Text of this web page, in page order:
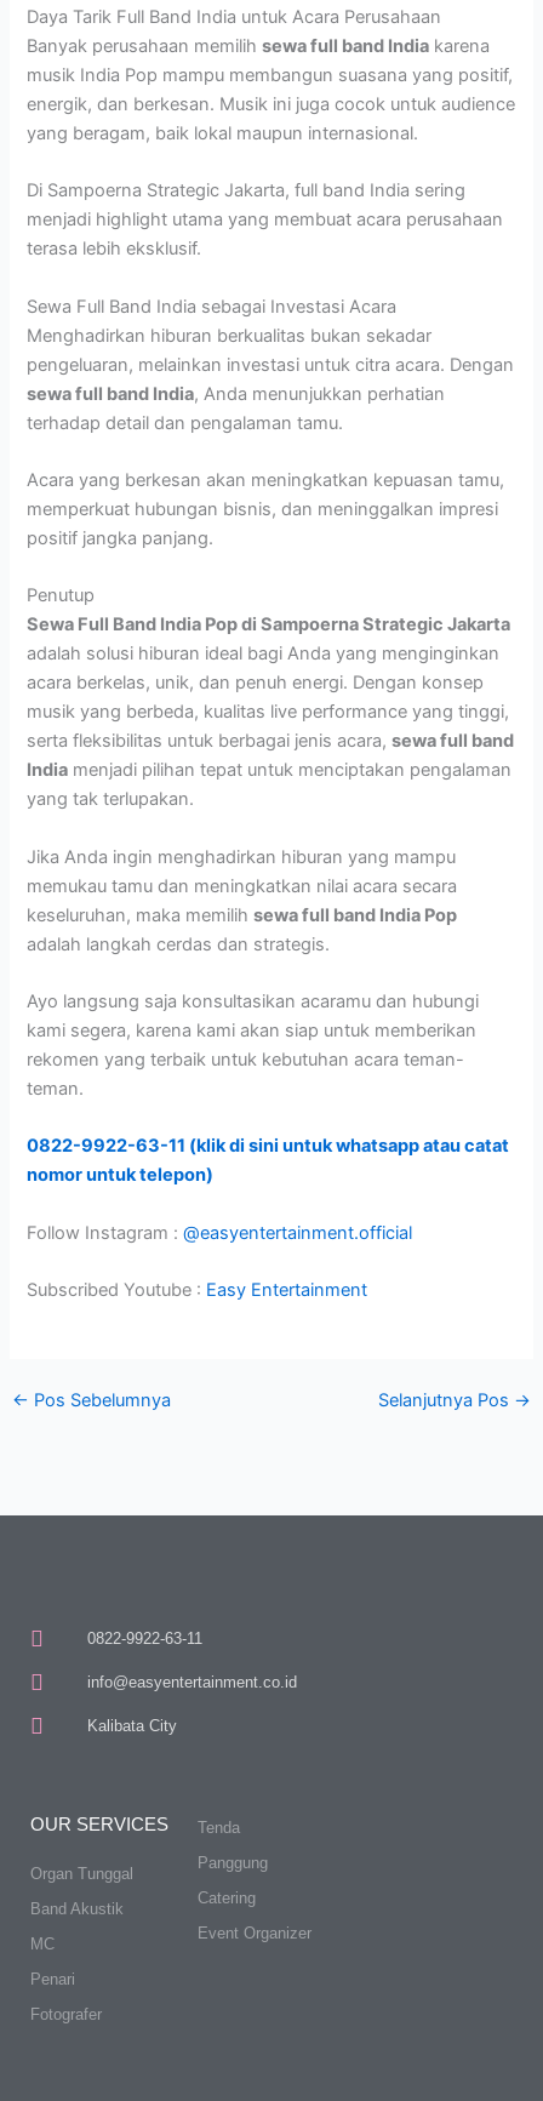
Daya Tarik Full Band India untuk Acara Perusahaan
Banyak perusahaan memilihsewa full band India karena
musik India Pop mampu membangun suasana yang positif,
energik, dan berkesan. Musik ini juga cocok untuk audience
yang beragam, baik lokal maupun internasional.
Di Sampoerna Strategic Jakarta, full band India sering
menjadi highlight utama yang membuat acara perusahaan
terasa lebih eksklusif.
Sewa Full Band India sebagai Investasi Acara
Menghadirkan hiburan berkualitas bukan sekadar
pengeluaran, melainkan investasi untuk citra acara. Dengan
sewa full band India, Anda menunjukkan perhatian
terhadap detail dan pengalaman tamu.
Acara yang berkesan akan meningkatkan kepuasan tamu,
memperkuat hubungan bisnis, dan meninggalkan impresi
positif jangka panjang.
Penutup
Sewa Full Band India Pop di Sampoerna Strategic Jakarta
adalah solusi hiburan ideal bagi Anda yang menginginkan
acara berkelas, unik, dan penuh energi. Dengan konsep
musik yang berbeda, kualitas live performance yang tinggi,
serta fleksibilitas untuk berbagai jenis acara,sewa full band
India menjadi pilihan tepat untuk menciptakan pengalaman
yang tak terlupakan.
Jika Anda ingin menghadirkan hiburan yang mampu
memukau tamu dan meningkatkan nilai acara secara
keseluruhan, maka memilihsewa full band India Pop
adalah langkah cerdas dan strategis.
Ayo langsung saja konsultasikan acaramu dan hubungi
kami segera, karena kami akan siap untuk memberikan
rekomen yang terbaik untuk kebutuhan acara teman-
teman.
0822-9922-63-11 (klik di sini untuk whatsapp atau catat
nomor untuk telepon)
Follow Instagram :@easyentertainment.official
Subscribed Youtube : Easy Entertainment
← Pos Sebelumnya Selanjutnya Pos →
0822-9922-63-11
info@easyentertainment.co.id
Kalibata City
OUR SERVICES
Organ Tunggal
Band Akustik
MC
Penari
Fotografer
Tenda
Panggung
Catering
Event Organizer